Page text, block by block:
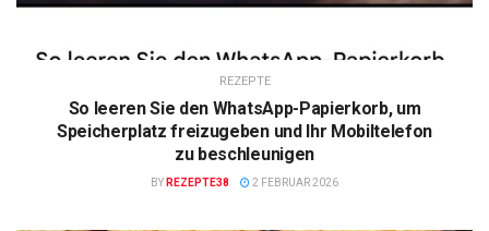
REZEPTE
So leeren Sie den WhatsApp-Papierkorb, um
Speicherplatz freizugeben und Ihr Mobiltelefon
zu beschleunigen
BY REZEPTE38 2 FEBRUAR 2026